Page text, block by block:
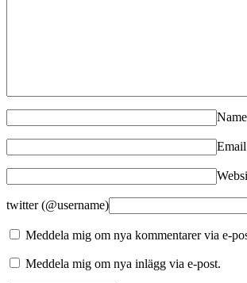
Name
Email
twitter (@username)
Meddela mig om nya kommentarer via e-
Meddela mig om nya inlägg via e-post.